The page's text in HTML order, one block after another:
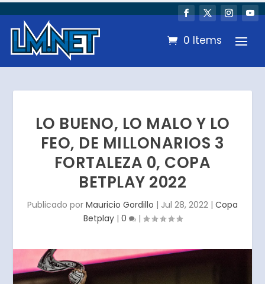
0 Items
LO BUENO, LO MALO Y LO
FEO, DE MILLONARIOS 3
FORTALEZA 0, COPA
BETPLAY 2022
Publicado por Mauricio Gordillo | Jul 28, 2022 | Copa
Betplay| 0 |